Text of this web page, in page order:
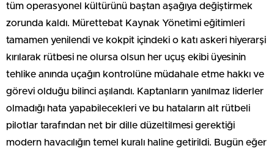
tüm operasyonel kültürünü baştan aşağıya değiştirmek
zorunda kaldı. Mürettebat Kaynak Yönetimi eğitimleri
tamamen yenilendi ve kokpit içindeki o katı askeri hiyerarşi
kırılarak rütbesi ne olursa olsun her uçuş ekibi üyesinin
tehlike anında uçağın kontrolüne müdahale etme hakkı ve
görevi olduğu bilinci aşılandı. Kaptanların yanılmaz liderler
olmadığı hata yapabilecekleri ve bu hataların alt rütbeli
pilotlar tarafından net bir dille düzeltilmesi gerektiği
modern havacılığın temel kuralı haline getirildi. Bugün eğer